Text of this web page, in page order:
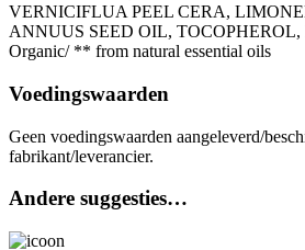
VERNICIFLUA PEEL CERA,
ANNUUS SEED OIL,
Organic/ ** from natural essential oils
Voedingswaarden
Geen voedingswaarden aangeleverd/
fabrikant/leverancier.
Andere suggesties…